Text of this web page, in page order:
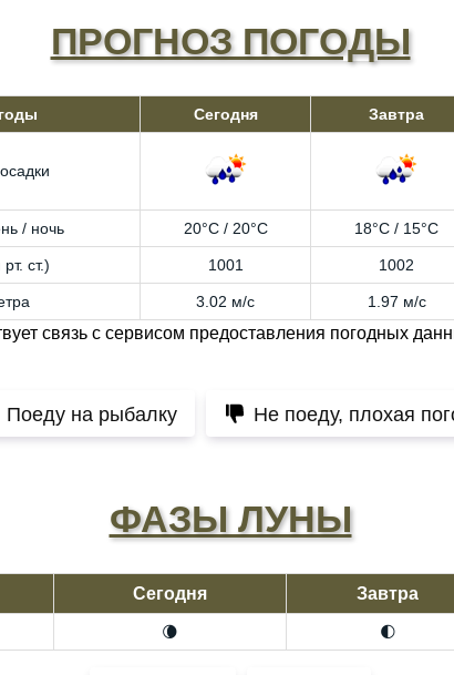
ПРОГНОЗ ПОГОДЫ
Сегодня Завтра
/ ночь 20°C / 20°C 18°C / 15°C
ст.) 1001 1002
3.02 м/с 1.97 м/с
связь с сервисом предоставления погодных
Поеду на рыбалку Не поеду, плохая
ФАЗЫ ЛУНЫ
Сегодня Завтра
🌘 🌓